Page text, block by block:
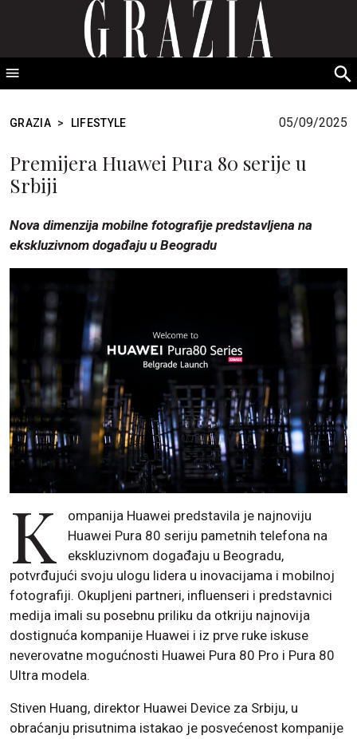
GRAZIA Srbija
GRAZIA > LIFESTYLE 05/09/2025
Premijera Huawei Pura 80 serije u
Srbiji
Nova dimenzija mobilne fotografije predstavljena na
ekskluzivnom događaju u Beogradu
K
ompanija Huawei predstavila je najnoviju
Huawei Pura 80 seriju pametnih telefona na
ekskluzivnom događaju u Beogradu,
potvrđujući svoju ulogu lidera u inovacijama i mobilnoj
fotografiji. Okupljeni partneri, influenseri i predstavnici
medija imali su posebnu priliku da otkriju najnovija
dostignuća kompanije Huawei i iz prve ruke iskuse
neverovatne mogućnosti Huawei Pura 80 Pro i Pura 80
Ultra modela.
Stiven Huang, direktor Huawei Device za Srbiju, u
obraćanju prisutnima istakao je posvećenost kompanije